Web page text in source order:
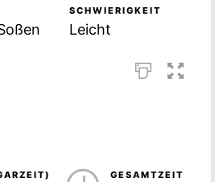
SCHWIERIGKEIT
Leicht
GESAMTZEIT